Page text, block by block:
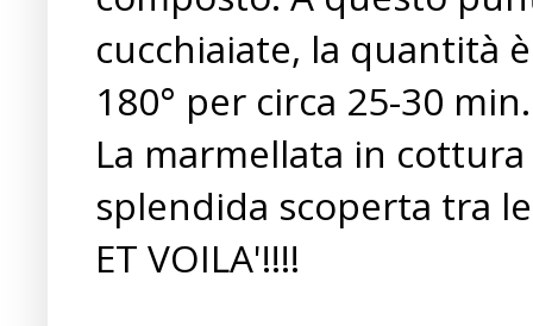
cucchiaiate, la quantità
180° per circa 25-30 min.
La marmellata in
splendida scoperta tra
ET VOILA'!!!!